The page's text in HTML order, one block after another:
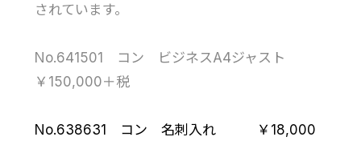
されています。
No.641501 コン ビジネスA4ジャスト
￥150,000＋税
No.638631 コン 名刺入れ ￥18,000